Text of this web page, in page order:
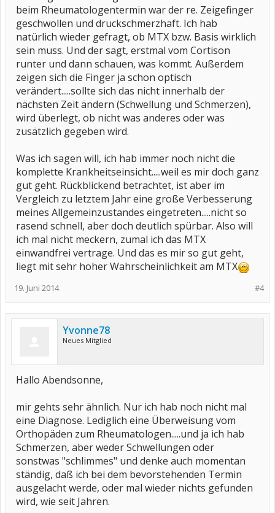
beim Rheumatologentermin war der re. Zeigefinger
geschwollen und druckschmerzhaft. Ich hab
natürlich wieder gefragt, ob MTX bzw. Basis wirklich
sein muss. Und der sagt, erstmal vom Cortison
runter und dann schauen, was kommt. Außerdem
zeigen sich die Finger ja schon optisch
verändert.....sollte sich das nicht innerhalb der
nächsten Zeit ändern (Schwellung und Schmerzen),
wird überlegt, ob nicht was anderes oder was
zusätzlich gegeben wird.
Was ich sagen will, ich hab immer noch nicht die
komplette Krankheitseinsicht.....weil es mir doch ganz
gut geht. Rückblickend betrachtet, ist aber im
Vergleich zu letztem Jahr eine große Verbesserung
meines Allgemeinzustandes eingetreten.....nicht so
rasend schnell, aber doch deutlich spürbar. Also will
ich mal nicht meckern, zumal ich das MTX
einwandfrei vertrage. Und das es mir so gut geht,
liegt mit sehr hoher Wahrscheinlichkeit am MTX
#4
19. Juni 2014
Yvonne78
Neues Mitglied
Hallo Abendsonne,
mir gehts sehr ähnlich. Nur ich hab noch nicht mal
eine Diagnose. Lediglich eine Überweisung vom
Orthopäden zum Rheumatologen.....und ja ich hab
Schmerzen, aber weder Schwellungen oder
sonstwas "schlimmes" und denke auch momentan
ständig, daß ich bei dem bevorstehenden Termin
ausgelacht werde, oder mal wieder nichts gefunden
wird, wie seit Jahren.